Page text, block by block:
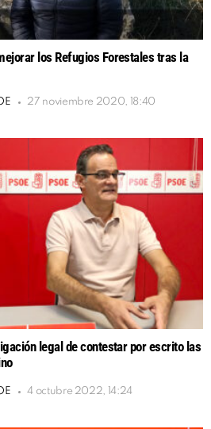
los Refugios Forestales tras la
27 noviembre 2020, 18:40
legal de contestar por escrito las
4 octubre 2022, 14:24